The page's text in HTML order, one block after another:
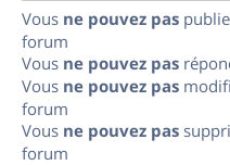
Vous ne pouvez pas
forum
Vous ne pouvez pas
Vous ne pouvez pas
forum
Vous ne pouvez pas
forum